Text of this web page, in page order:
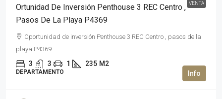
VENTA
Ortunidad De Inversión Penthouse 3 REC Centro ,
Pasos De La Playa P4369
Oportunidad de inversión Penthouse 3 REC Centro , pasos de la
playa P4369
3 3 1 235 M2
DEPARTAMENTO